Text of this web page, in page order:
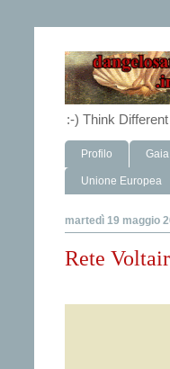
:-) Think
Profilo Gaia
Unione Europea
martedì 19 maggio
Rete